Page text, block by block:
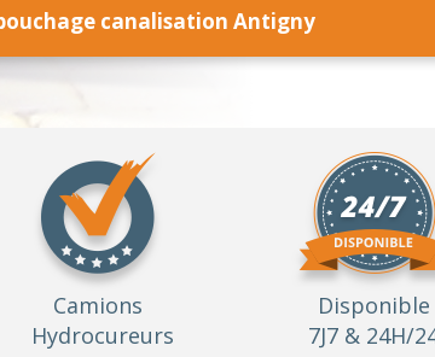
canalisation Antigny
Camions
Hydrocureurs
Disponible
7J7 & 24H/